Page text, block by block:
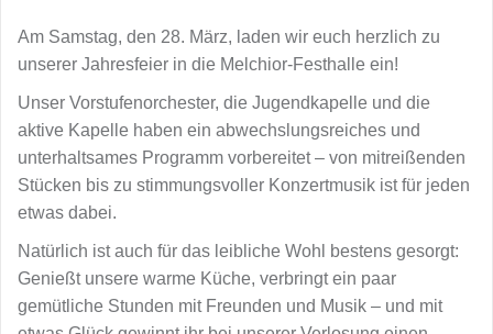
Am Samstag, den 28. März, laden wir euch herzlich zu
unserer Jahresfeier in die Melchior-Festhalle ein!
Unser Vorstufenorchester, die Jugendkapelle und die
aktive Kapelle haben ein abwechslungsreiches und
unterhaltsames Programm vorbereitet – von mitreißenden
Stücken bis zu stimmungsvoller Konzertmusik ist für jeden
etwas dabei.
Natürlich ist auch für das leibliche Wohl bestens gesorgt:
Genießt unsere warme Küche, verbringt ein paar
gemütliche Stunden mit Freunden und Musik – und mit